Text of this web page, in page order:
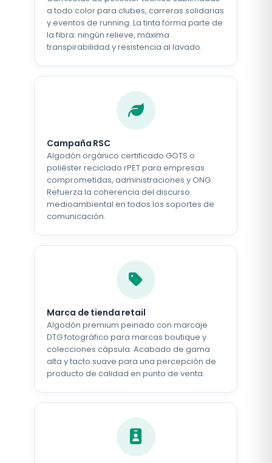
a todo color para clubes, carreras solidarias
y eventos de running. La tinta forma parte de
la fibra: ningún relieve, máxima
transpirabilidad y resistencia al lavado.
Campaña RSC
Algodón orgánico certificado GOTS o
poliéster reciclado rPET para empresas
comprometidas, administraciones y ONG.
Refuerza la coherencia del discurso
medioambiental en todos los soportes de
comunicación.
Marca de tienda retail
Algodón premium peinado con marcaje
DTG fotográfico para marcas boutique y
colecciones cápsula. Acabado de gama
alta y tacto suave para una percepción de
producto de calidad en punto de venta.